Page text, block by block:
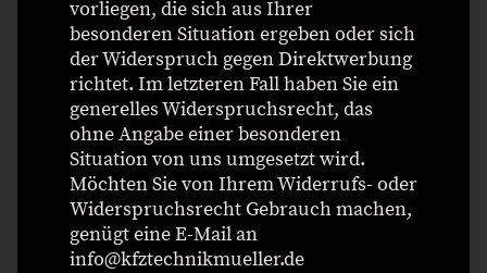
vorliegen, die sich aus Ihrer
besonderen Situation ergeben oder sich
der Widerspruch gegen Direktwerbung
richtet. Im letzteren Fall haben Sie ein
generelles Widerspruchsrecht, das
ohne Angabe einer besonderen
Situation von uns umgesetzt wird.
Möchten Sie von Ihrem Widerrufs- oder
Widerspruchsrecht Gebrauch machen,
genügt eine E-Mail an
info@kfztechnikmueller.de